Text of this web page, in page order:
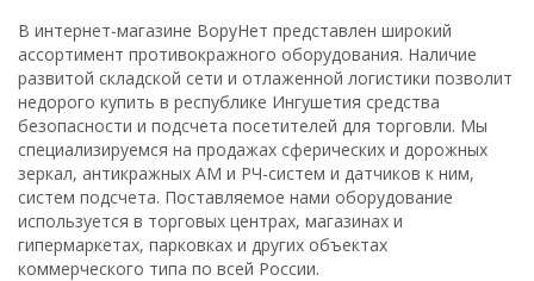
В интернет-магазине ВоруНет представлен широкий
ассортимент противокражного оборудования. Наличие
развитой складской сети и отлаженной логистики позволит
недорого купить в республике Ингушетия средства
безопасности и подсчета посетителей для торговли. Мы
специализируемся на продажах сферических и дорожных
зеркал, антикражных АМ и РЧ-систем и датчиков к ним,
систем подсчета. Поставляемое нами оборудование
используется в торговых центрах, магазинах и
гипермаркетах, парковках и других объектах
коммерческого типа по всей России.